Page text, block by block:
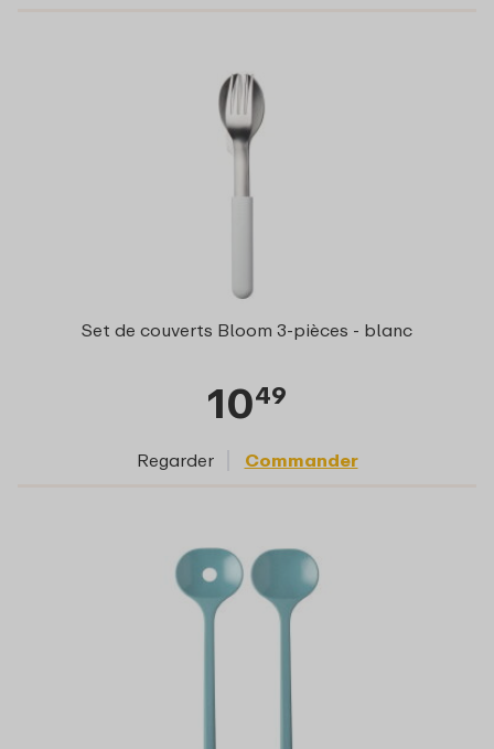
Set de couverts Bloom 3-pièces - blanc
1049
Regarder Commander